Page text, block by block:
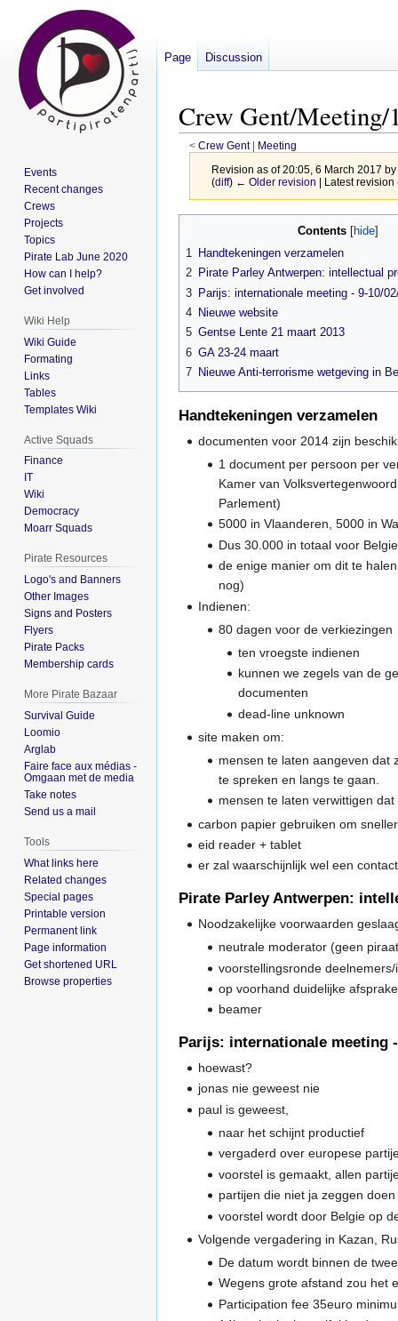
Crew Gent/Meeting/
< Crew Gent‎ | Meeting
Revision as of 20:05, 6 March 2017 by
(diff) ← Older revision | Latest
Contents
1 Handtekeningen verzamelen
2 Pirate Parley Antwerpen: intellectual
3 Parijs: internationale meeting - 9-10/
4 Nieuwe website
5 Gentse Lente 21 maart 2013
6 GA 23-24 maart
7 Nieuwe Anti-terrorisme wetgeving in
Handtekeningen verzamelen
documenten voor 2014 zijn
1 document per persoon per
Kamer van
Parlement)
5000 in Vlaanderen, 5000 in
Dus 30.000 in totaal voor
de enige manier om dit te
nog)
Indienen:
80 dagen voor de verkiezingen
ten vroegste indienen
kunnen we zegels van de
documenten
dead-line unknown
site maken om:
mensen te laten aangeven dat
te spreken en langs te gaan.
mensen te laten verwittigen
carbon papier gebruiken om
eid reader + tablet
er zal waarschijnlijk wel een
Pirate Parley Antwerpen:
Noodzakelijke voorwaarden
neutrale moderator (geen
voorstellingsronde
op voorhand duidelijke
beamer
Parijs: internationale meeting -
hoewast?
jonas nie geweest nie
paul is geweest,
naar het schijnt productief
vergaderd over europese
voorstel is gemaakt, allen
partijen die niet ja zeggen
voorstel wordt door Belgie op
Volgende vergadering in Kazan,
De datum wordt binnen de
Wegens grote afstand zou het
Participation fee 35euro
Page Discussion
Events
Recent changes
Crews
Projects
Topics
Pirate Lab June 2020
How can I help?
Get involved
Wiki Help
Wiki Guide
Formating
Links
Tables
Templates Wiki
Active Squads
Finance
IT
Wiki
Democracy
Moarr Squads
Pirate Resources
Logo's and Banners
Other Images
Signs and Posters
Flyers
Pirate Packs
Membership cards
More Pirate Bazaar
Survival Guide
Loomio
Arglab
Faire face aux médias -
Omgaan met de media
Take notes
Send us a mail
Tools
What links here
Related changes
Special pages
Printable version
Permanent link
Page information
Get shortened URL
Browse properties